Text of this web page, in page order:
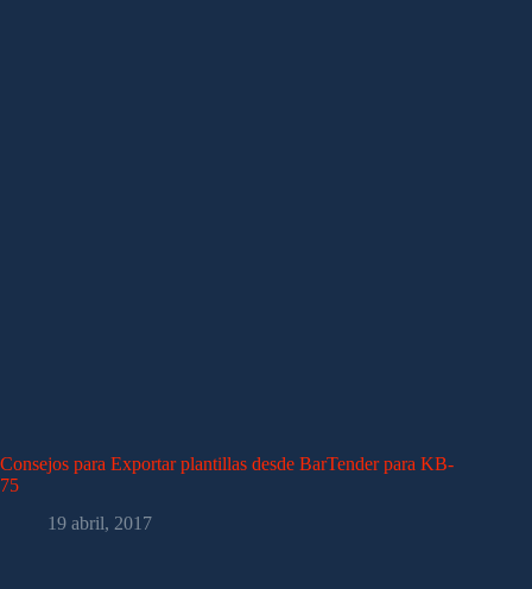
Consejos para Exportar plantillas desde BarTender para KB-
75
19 abril, 2017